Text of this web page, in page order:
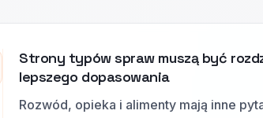
Strony typów spraw muszą być
lepszego dopasowania
Rozwód, opieka i alimenty mają inne